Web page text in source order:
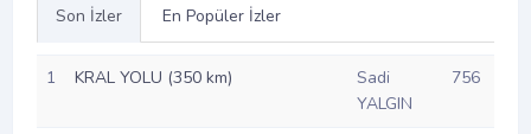
Son İzler En Popüler İzler
1 KRAL YOLU (350 km)
Sadi
YALGIN
756